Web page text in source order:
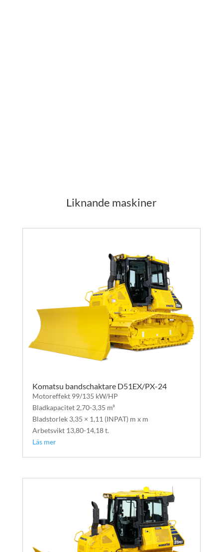
Liknande maskiner
Komatsu bandschaktare D51EX/PX-24
Motoreffekt 99/135 kW/HP
Bladkapacitet 2,70-3,35 m³
Bladstorlek 3,35 × 1,11 (INPAT) m x m
Arbetsvikt 13,80-14,18 t.
Läs mer